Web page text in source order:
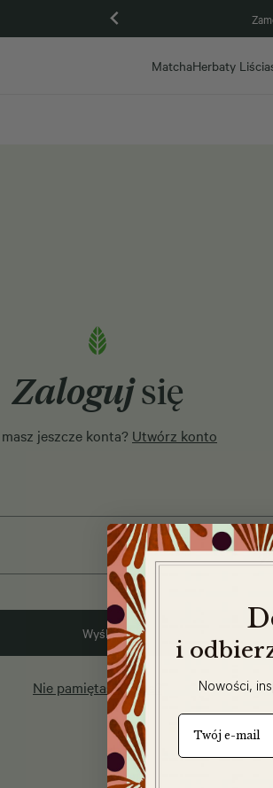
MatchaHerbaty
Zalogujsię
jeszcze konta? Utwórz konto
Wyślij
Nie pamiętasz hasła?
i
Nowości,
e-mail